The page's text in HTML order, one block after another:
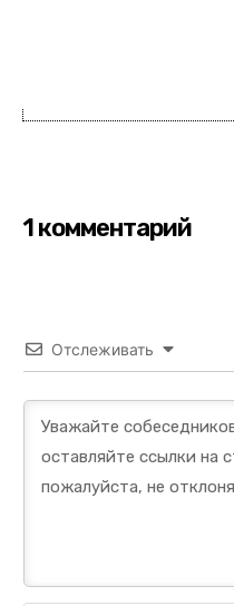
1 комментарий
Отслеживать